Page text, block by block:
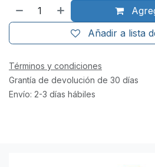
Añadir a lista
Términos y condiciones
Grantía de devolución de 30 días
Envío: 2-3 días hábiles